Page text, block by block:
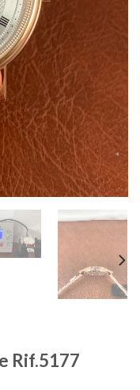
Rif.5177